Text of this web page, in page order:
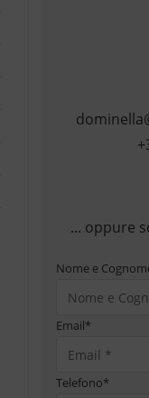
... oppure
Nome e
Email*
Telefono*